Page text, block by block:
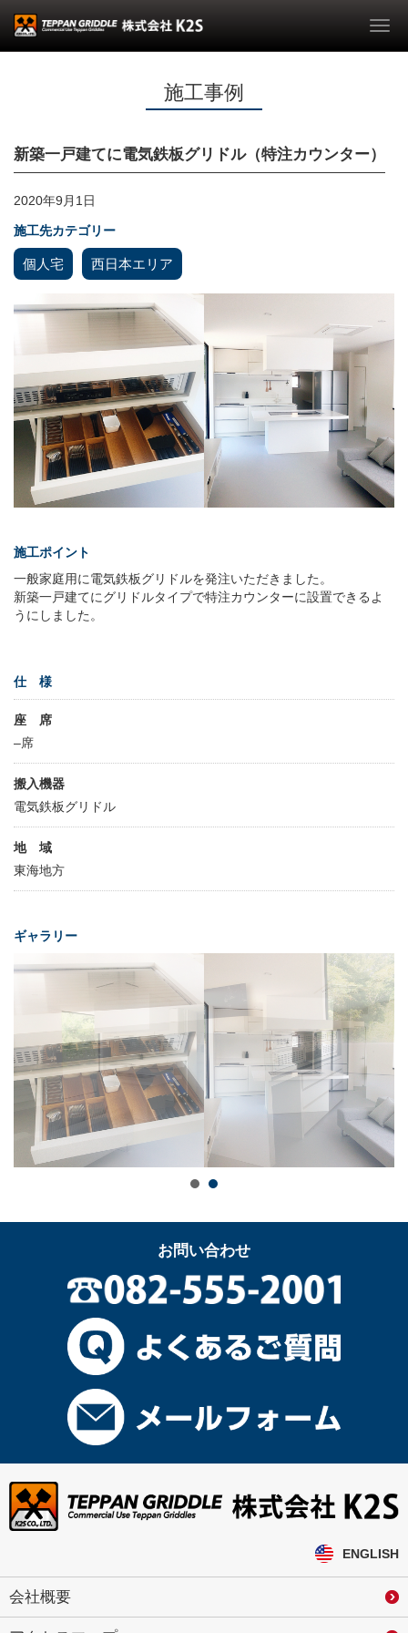
施工事例
新築一戸建てに電気鉄板グリドル（特注カウンター）
2020年9月1日
施工先カテゴリー
個人宅 西日本エリア
施工ポイント
一般家庭用に電気鉄板グリドルを発注いただきました。
新築一戸建てにグリドルタイプで特注カウンターに設置できるよ
うにしました。
仕 様
座 席
–席
搬入機器
電気鉄板グリドル
地 域
東海地方
ギャラリー
お問い合わせ
ENGLISH
会社概要